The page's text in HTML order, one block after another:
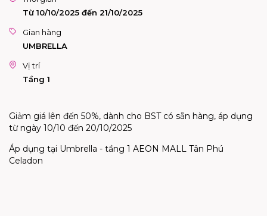
Từ 10/10/2025 đến 21/10/2025
Gian hàng
UMBRELLA
Vị trí
Tầng 1
Giảm giá lên đến 50%, dành cho BST có sẵn hàng, áp dụng
từ ngày 10/10 đến 20/10/2025
Áp dụng tại Umbrella - tầng 1 AEON MALL Tân Phú
Celadon